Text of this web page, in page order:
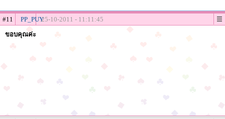
#11 PP_PUY25-10-2011 - 11:11:45
ขอบคุณค่ะ